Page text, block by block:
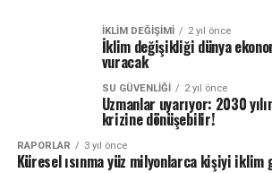
İKLIM DEĞIŞIMI 2 yıl önce
İklim değişikliği dünya
vuracak
SU GÜVENLIĞI 2 yıl önce
Uzmanlar uyarıyor: 2030
krizine dönüşebilir!
RAPORLAR 3 yıl önce
Küresel ısınma yüz milyonlarca kişiyi iklim